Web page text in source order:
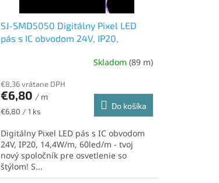
SJ-SMD5050 Digitálny Pixel LED
pás s IC obvodom 24V, IP20,
Skladom (89 m)
€8,36 vrátane DPH
€6,80 / m
Jednotková
€6,80 / 1 ks
Do košíka
Digitálny Pixel LED pás s IC obvodom
24V, IP20, 14,4W/m, 60led/m - tvoj
nový spoločník pre osvetlenie so
štýlom! S...